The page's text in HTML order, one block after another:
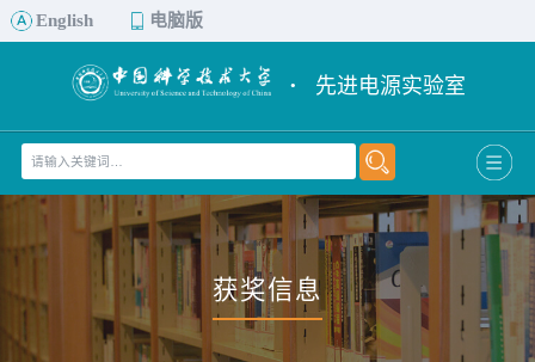
English 电脑版
· 先进电源实验室
获奖信息